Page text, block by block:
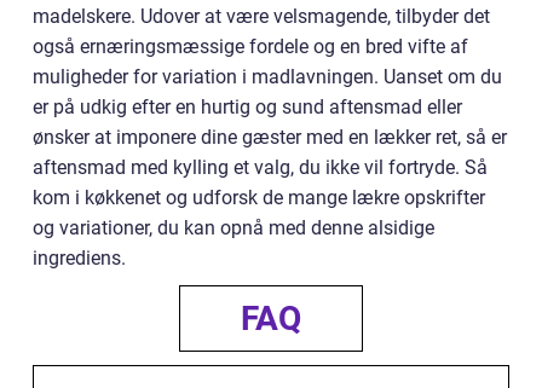
madelskere. Udover at være velsmagende, tilbyder det
også ernæringsmæssige fordele og en bred vifte af
muligheder for variation i madlavningen. Uanset om du
er på udkig efter en hurtig og sund aftensmad eller
ønsker at imponere dine gæster med en lækker ret, så er
aftensmad med kylling et valg, du ikke vil fortryde. Så
kom i køkkenet og udforsk de mange lækre opskrifter
og variationer, du kan opnå med denne alsidige
ingrediens.
FAQ